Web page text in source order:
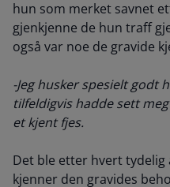
hun som merket savnet
gjenkjenne de hun traff
også var noe de gravide
-Jeg husker spesielt godt
tilfeldigvis hadde sett
et kjent fjes.
Det ble etter hvert
kjenner den gravides